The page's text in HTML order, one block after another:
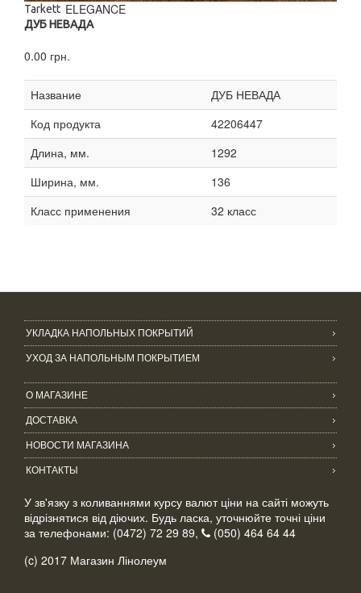
Tarkett ELEGANCE
ДУБ НЕВАДА
0.00 грн.
Название
ДУБ НЕВАДА
Код продукта
42206447
Длина, мм.
1292
Ширина, мм.
136
Класс применения
32 класс
УКЛАДКА НАПОЛЬНЫХ ПОКРЫТИЙ
УХОД ЗА НАПОЛЬНЫМ ПОКРЫТИЕМ
О МАГАЗИНЕ
ДОСТАВКА
НОВОСТИ МАГАЗИНА
КОНТАКТЫ
У зв'язку з коливаннями курсу валют ціни на сайті можуть
відрізнятися від діючих. Будь ласка, уточнюйте точні ціни
за телефонами: (0472) 72 29 89,
(050) 464 64 44
(c) 2017 Магазин Лінолеум